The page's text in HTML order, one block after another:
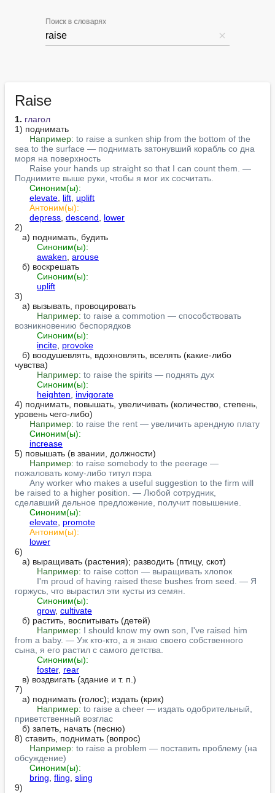
Поиск в словарях
Raise
1. глагол
1) поднимать
Например: to raise a sunken ship from the bottom of the
sea to the surface — поднимать затонувший корабль со дна
моря на поверхность
Raise your hands up straight so that I can count them. —
Поднимите выше руки, чтобы я мог их сосчитать.
Синоним(ы):
elevate lift uplift
Антоним(ы):
depress descend
lower
2)
Синоним(ы):
awaken arouse
Синоним(ы):
uplift
3)
Например: to raise a commotion — способствовать
возникновению беспорядков
Синоним(ы):
incite provoke
чувства)
Например: to raise the spirits — поднять дух
Синоним(ы):
heighten
invigorate
4) поднимать, повышать, увеличивать (количество, степень,
уровень чего-либо)
Например: to raise the rent — увеличить арендную плату
Синоним(ы):
increase
5) повышать (в звании, должности)
Например: to raise somebody to the peerage —
пожаловать кому-либо титул пэра
Any worker who makes a useful suggestion to the firm will
be raised to a higher position. — Любой сотрудник,
сделавший дельное предложение, получит повышение.
Синоним(ы):
elevate promote
Антоним(ы):
lower
6)
Например: to raise cotton — выращивать хлопок
I'm proud of having raised these bushes from seed. — Я
горжусь, что вырастил эти кусты из семян.
Синоним(ы):
grow, cultivate
Например: I should know my own son, I've raised him
from a baby. — Уж кто-кто, а я знаю своего собственного
сына, я его растил с самого детства.
Синоним(ы):
foster, rear
7)
Например: to raise a cheer — издать одобрительный,
приветственный возглас
8) ставить, поднимать (вопрос)
Например: to raise a problem — поставить проблему (на
обсуждение)
Синоним(ы):
bring fling sling
9)